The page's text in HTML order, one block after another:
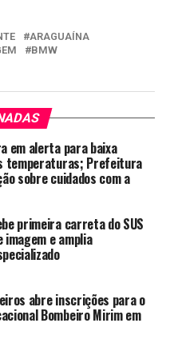
ARAGUAÍNA
BMW
em alerta para baixa
temperaturas; Prefeitura
sobre cuidados com a
primeira carreta do SUS
imagem e amplia
abre inscrições para o
Bombeiro Mirim em